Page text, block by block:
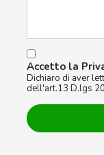
Accetto la
Dichiaro di aver
dell'art.13 D.lgs